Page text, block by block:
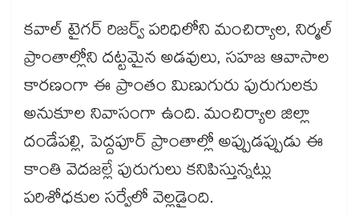
కవాల్ టైగర్ రిజర్వ్ పరిధిలోని మంచిర్యాల, నిర్మల్
ప్రాంతాల్లోని దట్టమైన అడవులు, సహజ ఆవాసాల
కారణంగా ఈ ప్రాంతం మిణుగురు పురుగులకు
అనుకూల నివాసంగా ఉంది. మంచిర్యాల జిల్లా
దండేపల్లి, పెద్దపూర్ ప్రాంతాల్లో అప్పుడప్పుడు ఈ
కాంతి వెదజల్లే పురుగులు కనిపిస్తున్నట్లు
పరిశోధకుల సర్వేలో వెల్లడైంది.